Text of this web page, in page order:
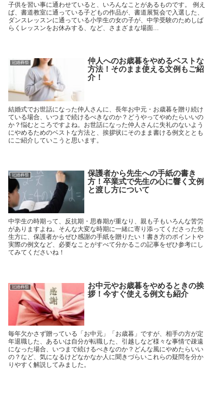
子供を習い事に通わせていると、いろんなことがあるものです。 例え
ば、書道教室に通っている子どもの作品が、書道展覧会で入選した、
ダンスレッスンに通っている小学生の女の子が、中学受験のためしば
らくレッスンをお休みする、など、さまざまな場面...
冠婚葬祭
仲人へのお歳暮をやめるベストな
方法！そのまま使える文例もご紹
介！
結婚式でお世話になった仲人さんに、長年お中元・お歳暮を贈り続け
ている場合、いつまで続けるべきなのか？どうやってやめたらいいの
か？悩むところですよね。お世話になった仲人さんに失礼のないよう
にやめるためのベストな方法と、挨拶状にそのまま書ける例文ととも
にご紹介していこうと思います。
冠婚葬祭
保護者から先生への手紙の書き
方！卒業式で先生の心に響く文例
と渡し方について
中学生の時期って、反抗期・思春期が重なり、親も子もいろんな苦労
がありますよね。そんな大変な時期に一緒に寄り添ってくださった先
生方に、保護者からぜひ感謝の手紙を贈りたい！書き方のポイントや
実際の例文など、必要なことがすべて分かるこの記事をぜひ参考にし
てみてくださいね！
冠婚葬祭
お中元やお歳暮をやめるときの挨
拶！今すぐ使える例文も紹介
毎年欠かさず贈っている「お中元」「お歳暮」ですが、相手の方が定
年退職した、あるいは自分が転職した、引越しなど様々な事情で疎遠
になった場合、いつまで続けるべきなのか？どんな風にやめたらいい
の？など、気になるけどなかなか人に聞きづらいこれらの疑問を分か
りやすく解説してみました。